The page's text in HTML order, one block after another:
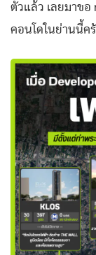
ตัวแล้ว เลยมาขอ
คอนโดในย่านนี้ค